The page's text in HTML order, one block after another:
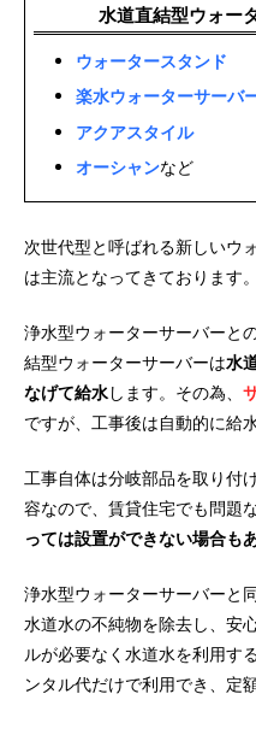
水道直結型ウォー
ウォータースタンド
楽水ウォーターサーバ
アクアスタイル
オーシャンなど
次世代型と呼ばれる新しいウ
は主流となってきております。
浄水型ウォーターサーバーと
結型ウォーターサーバーは水
なげて給水します。その為、
ですが、工事後は自動的に給
工事自体は分岐部品を取り付
容なので、賃貸住宅でも問題
っては設置ができない場合も
浄水型ウォーターサーバーと
水道水の不純物を除去し、安
ルが必要なく水道水を利用す
ンタル代だけで利用でき、定